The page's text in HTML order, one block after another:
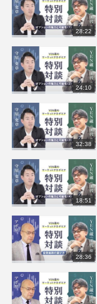
28:22
24:10
32:38
18:51
28:36